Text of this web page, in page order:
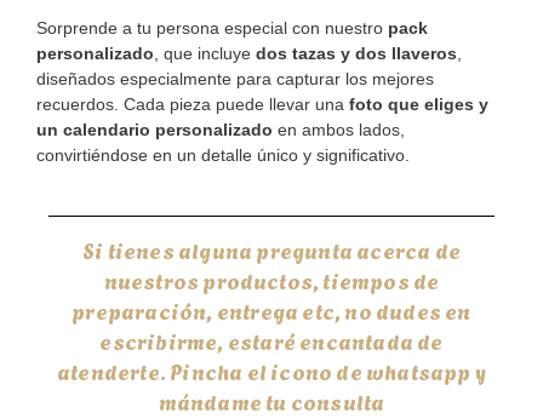
Sorprende a tu persona especial con nuestro pack
personalizado , que incluye dos tazas y dos llaveros
diseñados especialmente para capturar los mejores
recuerdos. Cada pieza puede llevar una foto que eliges y
un calendario personalizado en ambos lados,
convirtiéndose en un detalle único y significativo.
Si tienes alguna pregunta acerca de
nuestros productos, tiempos de
preparación, entrega etc, no dudes en
escribirme, estaré encantada de
atenderte. Pincha el icono de whatsapp y
mándame tu consulta